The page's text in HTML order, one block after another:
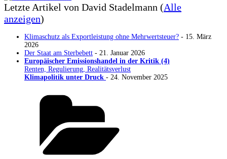
Letzte Artikel von David Stadelmann (Alle
anzeigen)
Klimaschutz als Exportleistung ohne Mehrwertsteuer? - 15. März
2026
Der Staat am Sterbebett - 21. Januar 2026
Europäischer Emissionshandel in der Kritik (4)
Renten, Regulierung, Realitätsverlust
Klimapolitik unter Druck - 24. November 2025